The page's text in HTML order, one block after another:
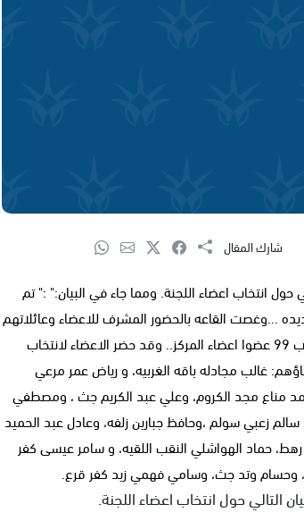
شارك المقال
حول انتخاب اعضاء اللجنة. ومما جاء في البيان:" :" تم
...وغصت القاعه بالحضور المشرف للاعضاء وعائلاتهم
اللذين انتخبوا قبل اسبوع من قبل قراهم ومدنهم بانتخاب حر وشفاف وقد انتخب 99 عضوا اعضاء المركز.. وقد حضر الاعضاء لانتخاب
التاليه اسماؤهم: غالب مجادله باقه الغربيه، و رياض عمر مرعي
مناع مجد الكروم، وعلي عبد الكريم جث ، ومصطفي
زعبي سولم ،وحافظ جبارين زلفه، وعادل عبد الحميد
حماد الهواشلي النقب اللقيه، و سامر عيسى كفر
وتد جث، وسامي فهمي زيد كفر قرع.
التالي حول انتخاب اعضاء اللجنة.